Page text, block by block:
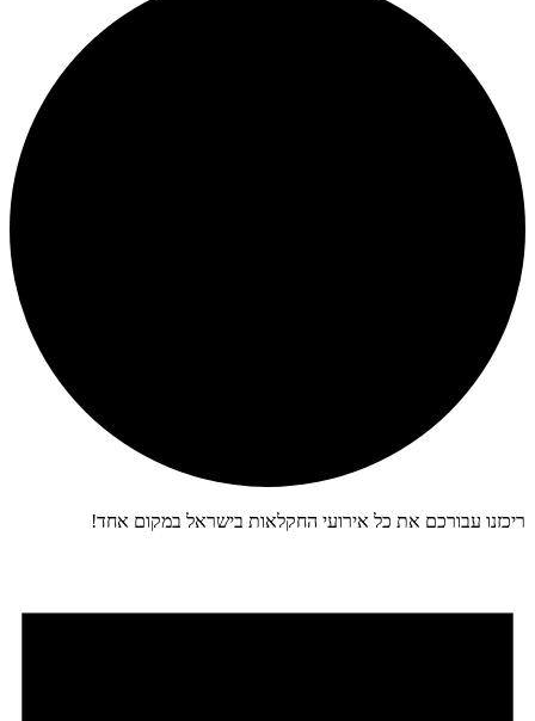
עבורכם את כל אירועי החקלאות בישראל במקום אחד!